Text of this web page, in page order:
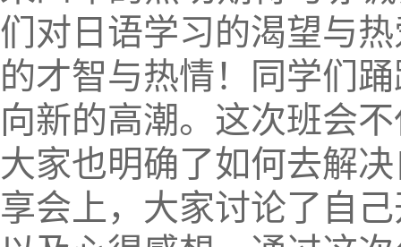
们对日语学习的渴望与
的才智与热情！同学们
向新的高潮。这次班会
大家也明确了如何去解
享会上，大家讨论了自